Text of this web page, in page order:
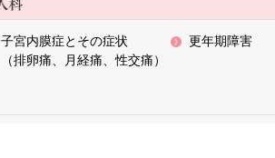
子宮内膜症とその症状
（排卵痛、月経痛、性交痛）
更年期障害